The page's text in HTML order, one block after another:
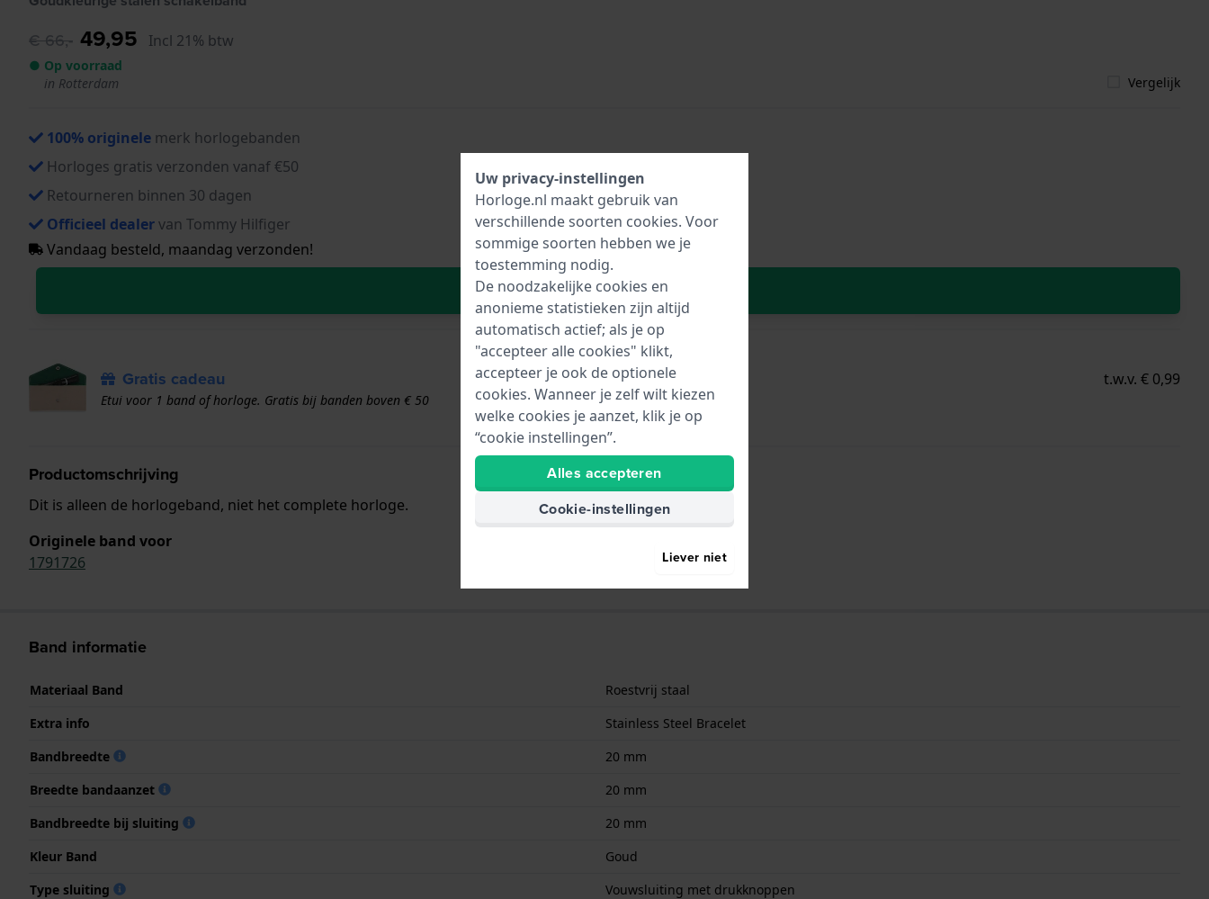
€ 66,- 49,95 Incl 21% btw
● Op voorraad
in Rotterdam
Vergelijk
100% originele merk horlogebanden
Horloges gratis verzonden vanaf €50
Retourneren binnen 30 dagen
Officieel dealervan Tommy Hilfiger
Vandaag besteld, maandag verzonden!
In Winkelwagen
Gratis cadeau t.w.v. € 0,99
Etui voor 1 band of horloge. Gratis bij banden boven € 50
Productomschrijving
Dit is alleen de horlogeband, niet het complete horloge.
Originele band voor
1791726
Band informatie
Materiaal Band
Roestvrij staal
Extra info
Stainless Steel Bracelet
Bandbreedte
20 mm
Breedte bandaanzet
20 mm
Bandbreedte bij sluiting
20 mm
Kleur Band
Goud
Type sluiting
Vouwsluiting met drukknoppen
Uw privacy-instellingen
Horloge.nl maakt gebruik van
verschillende soorten cookies. Voor
sommige soorten hebben we je
toestemming nodig.
De noodzakelijke cookies en
anonieme statistieken zijn altijd
automatisch actief; als je op
"accepteer alle cookies" klikt,
accepteer je ook de optionele
cookies. Wanneer je zelf wilt kiezen
welke cookies je aanzet, klik je op
“cookie instellingen”.
Alles accepteren
Cookie-instellingen
Liever niet